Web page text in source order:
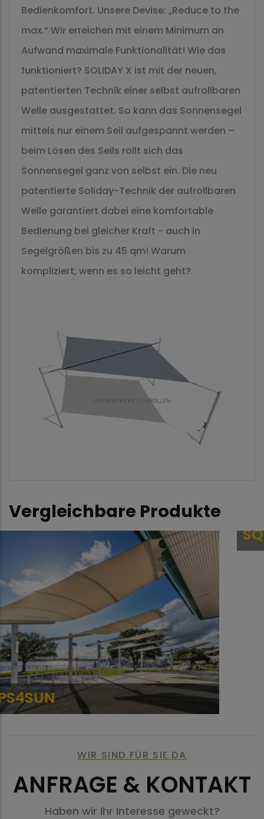
Bedienkomfort. Unsere Devise: „Reduce to the
max.“ Wir erreichen mit einem Minimum an
Aufwand maximale Funktionalität! Wie das
funktioniert? SOLIDAY X ist mit der neuen,
patentierten Technik einer selbst aufrollbaren
Welle ausgestattet. So kann das Sonnensegel
mittels nur einem Seil aufgespannt werden –
beim Lösen des Seils rollt sich das
Sonnensegel ganz von selbst ein. Die neu
patentierte Soliday-Technik der aufrollbaren
Welle garantiert dabei eine komfortable
Bedienung bei gleicher Kraft - auch in
Segelgrößen bis zu 45 qm! Warum
kompliziert, wenn es so leicht geht?
Vergleichbare Produkte
SQUARE4SUN - LINE
WIR SIND FÜR SIE DA
ANFRAGE & KONTAKT
Haben wir Ihr Interesse geweckt?